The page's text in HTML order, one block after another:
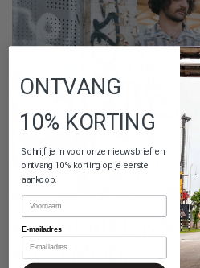
POPULAIRE
RICO MODA
ONTVANG
10% KORTING
Schrijf je in voor onze nieuwsbrief en
ontvang 10% korting op je eerste
aankoop.
Naam
E-mailadres